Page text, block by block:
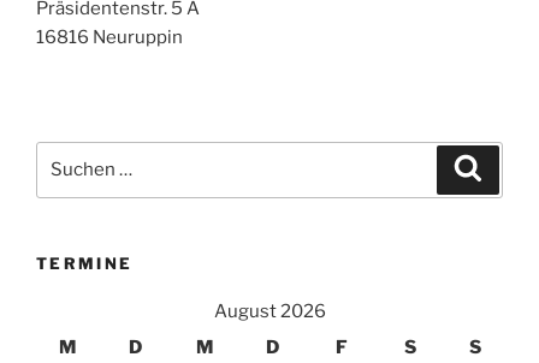
Präsidentenstr. 5 A
16816 Neuruppin
nach:
TERMINE
August 2026
M
D M D F S S